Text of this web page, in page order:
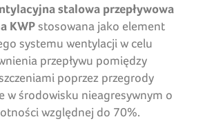
stalowa przepływowa
KWPstosowana jako element
systemu wentylacji w celu
przepływu pomiędzy
poprzez przegrody
w środowisku nieagresywnym o
względnej do 70%.